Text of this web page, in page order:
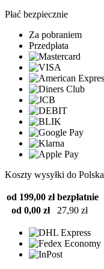
Płać bezpiecznie
Za pobraniem
Przedpłata
Koszty wysyłki do Polska
od 199,00 zł bezpłatnie
od 0,00 zł
27,90 zł